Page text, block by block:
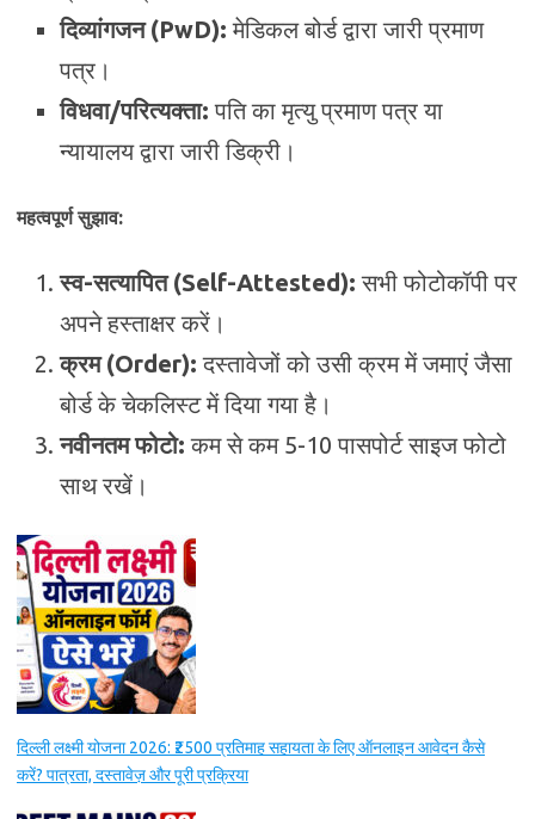
दिव्यांगजन (PwD): मेडिकल बोर्ड द्वारा जारी प्रमाण
पत्र।
विधवा/परित्यक्ता: पति का मृत्यु प्रमाण पत्र या
न्यायालय द्वारा जारी डिक्री।
महत्वपूर्ण सुझाव:
स्व-सत्यापित (Self-Attested): सभी फोटोकॉपी पर
अपने हस्ताक्षर करें।
क्रम (Order): दस्तावेजों को उसी क्रम में जमाएं जैसा
बोर्ड के चेकलिस्ट में दिया गया है।
नवीनतम फोटो: कम से कम 5-10 पासपोर्ट साइज फोटो
साथ रखें।
दिल्ली लक्ष्मी योजना 2026: ₹2500 प्रतिमाह सहायता के लिए ऑनलाइन आवेदन कैसे
करें? पात्रता, दस्तावेज़ और पूरी प्रक्रिया